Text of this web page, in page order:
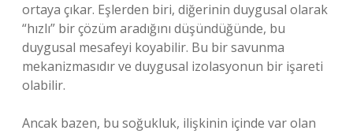
ortaya çıkar. Eşlerden biri, diğerinin duygusal olarak
“hızlı” bir çözüm aradığını düşündüğünde, bu
duygusal mesafeyi koyabilir. Bu bir savunma
mekanizmasıdır ve duygusal izolasyonun bir işareti
olabilir.
Ancak bazen, bu soğukluk, ilişkinin içinde var olan